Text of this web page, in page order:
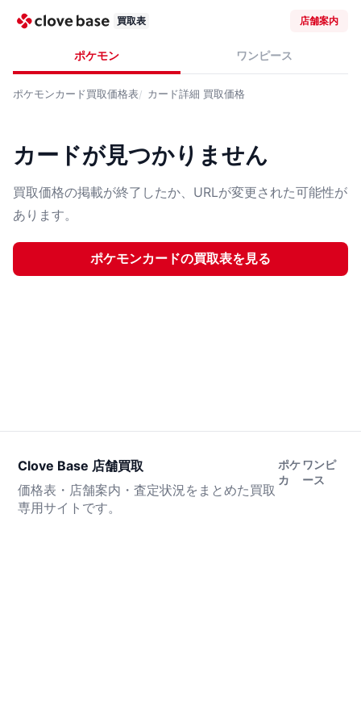
買取表 店舗案内
ポケモン ワンピース
ポケモンカード買取価格表 カード詳細 買取価格
カードが見つかりません
買取価格の掲載が終了したか、URLが変更された可能性が
あります。
ポケモンカードの買取表を見る
Clove Base 店舗買取
価格表・店舗案内・査定状況をまとめた買取
専用サイトです。
ポケ
カ
ワンピ
ース